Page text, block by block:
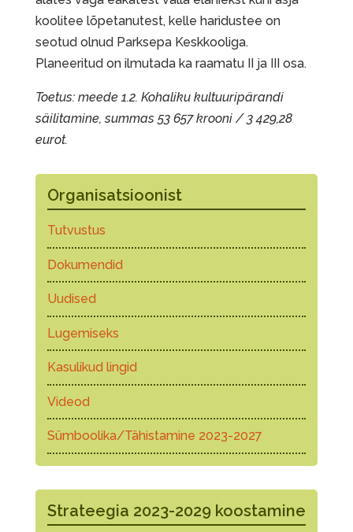
koolitee lõpetanutest, kelle haridustee on
seotud olnud Parksepa Keskkooliga.
Planeeritud on ilmutada ka raamatu II ja III osa.
Toetus: meede 1.2. Kohaliku kultuuripärandi
säilitamine, summas 53 657 krooni / 3 429,28
eurot.
Organisatsioonist
Tutvustus
Dokumendid
Uudised
Lugemiseks
Kasulikud lingid
Videod
Sümboolika/Tähistamine 2023-2027
Strateegia 2023-2029 koostamine